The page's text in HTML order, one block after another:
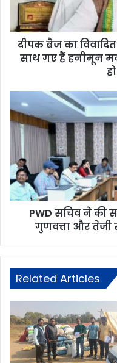
दीपक बैज का
साथ गए हैं हनीमून
PWD सचिव ने की
गुणवत्ता और तेजी
Related Articles